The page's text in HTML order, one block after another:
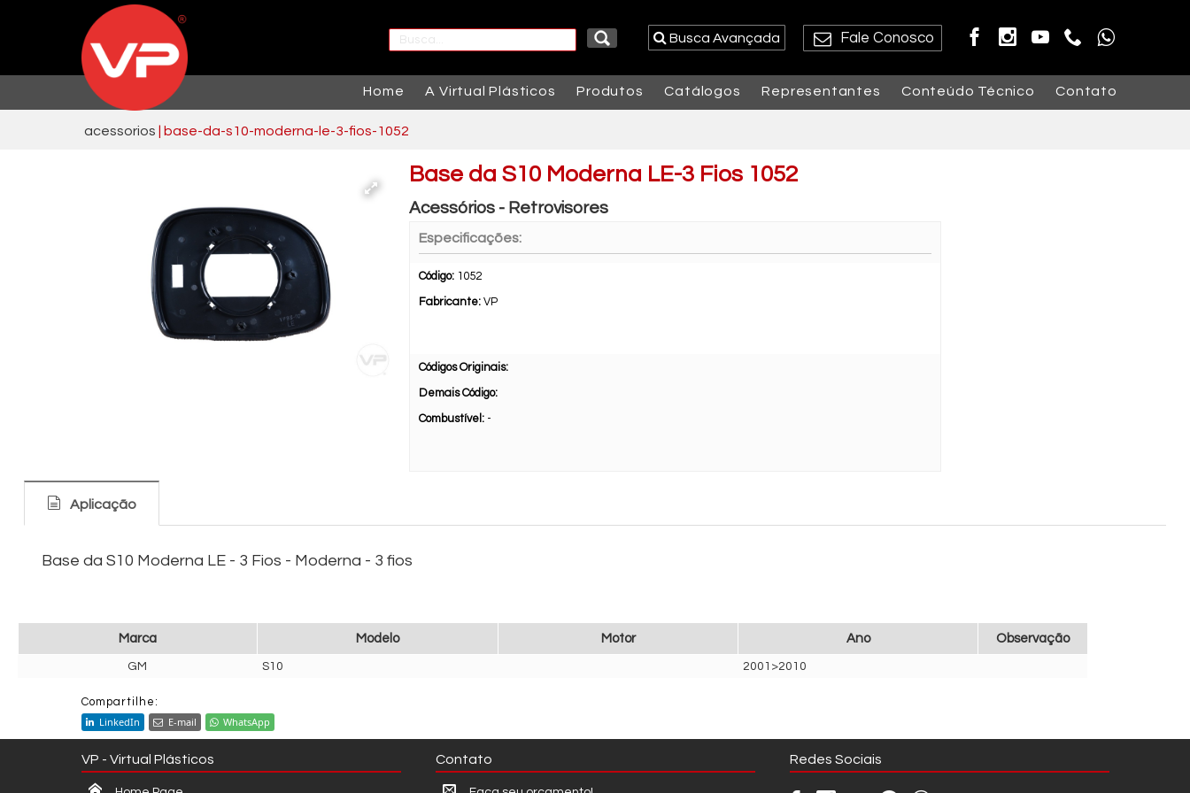
Fale Conosco
Busca Avançada
Home A Virtual Plásticos Produtos Catálogos Representantes Conteúdo Técnico Contato
acessorios | base-da-s10-moderna-le-3-fios-1052
Base da S10 Moderna LE-3 Fios 1052
Acessórios - Retrovisores
Especificações:
Código: 1052
Fabricante: VP
Códigos Originais:
Demais Código:
Combustível: -
Aplicação
Base da S10 Moderna LE - 3 Fios - Moderna - 3 fios
Marca Modelo Motor Ano Observação
GM S10 2001>2010
Compartilhe:
LinkedIn E-mail WhatsApp
VP - Virtual Plásticos Contato Redes Sociais